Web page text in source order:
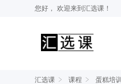
您好， 欢迎来到 汇选课 ！
汇选课 课程 蛋糕培训